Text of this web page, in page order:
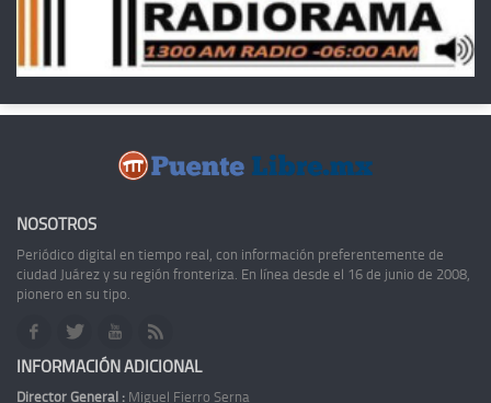
NOSOTROS
Periódico digital en tiempo real, con información preferentemente de
ciudad Juárez y su región fronteriza. En línea desde el 16 de junio de 2008,
pionero en su tipo.
INFORMACIÓN ADICIONAL
Director General : Miguel Fierro Serna